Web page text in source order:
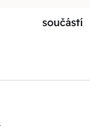
součástí